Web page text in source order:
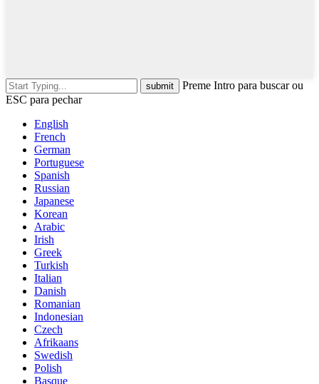
Preme Intro para buscar ou
ESC para pechar
English
French
German
Portuguese
Spanish
Russian
Japanese
Korean
Arabic
Irish
Greek
Turkish
Italian
Danish
Romanian
Indonesian
Czech
Afrikaans
Swedish
Polish
Basque